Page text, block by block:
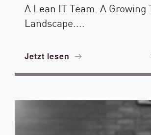
A Lean IT Team. A Growing
Landscape....
Jetzt lesen